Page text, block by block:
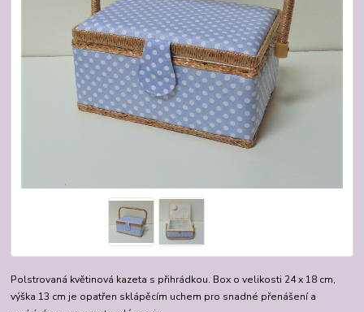
Polstrovaná květinová kazeta s přihrádkou. Box o velikosti 24 x 18 cm,
výška 13 cm je opatřen sklápěcím uchem pro snadné přenášení a